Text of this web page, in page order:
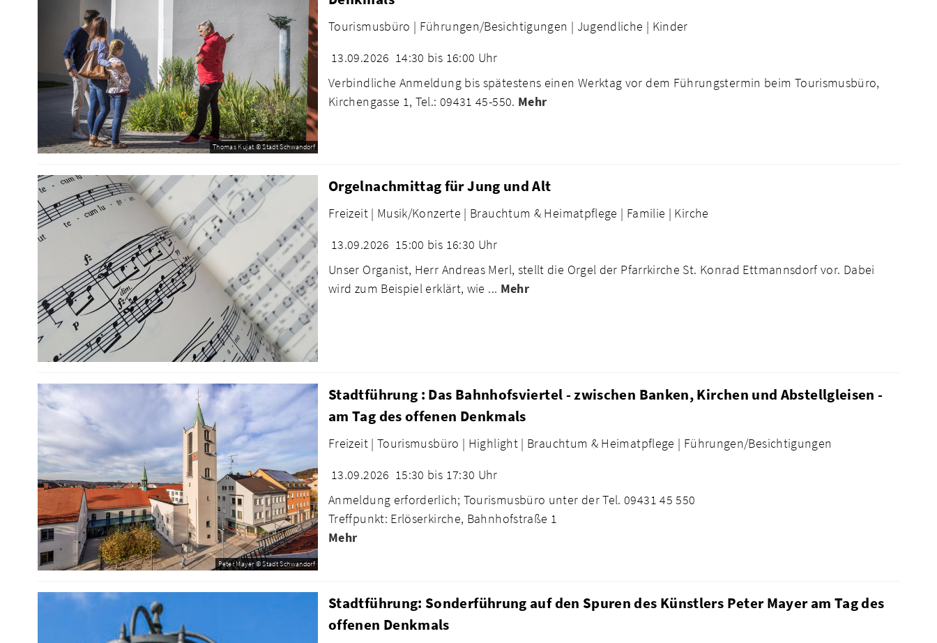
Thomas Kujat © Stadt Schwandorf
Tourismusbüro | Führungen/Besichtigungen | Jugendliche | Kinder
13.09.2026 14:30 bis 16:00 Uhr
Verbindliche Anmeldung bis spätestens einen Werktag vor dem Führungstermin beim Tourismusbüro,
Kirchengasse 1, Tel.: 09431 45-550. Mehr
Orgelnachmittag für Jung und Alt
Freizeit | Musik/Konzerte | Brauchtum & Heimatpflege | Familie | Kirche
13.09.2026 15:00 bis 16:30 Uhr
Unser Organist, Herr Andreas Merl, stellt die Orgel der Pfarrkirche St. Konrad Ettmannsdorf vor. Dabei
wird zum Beispiel erklärt, wie ... Mehr
Peter Mayer © Stadt Schwandorf
Stadtführung : Das Bahnhofsviertel - zwischen Banken, Kirchen und Abstellgleisen -
am Tag des offenen Denkmals
Freizeit | Tourismusbüro | Highlight | Brauchtum & Heimatpflege | Führungen/Besichtigungen
13.09.2026 15:30 bis 17:30 Uhr
Anmeldung erforderlich; Tourismusbüro unter der Tel. 09431 45 550
Treffpunkt: Erlöserkirche, Bahnhofstraße 1
Mehr
Stadtführung: Sonderführung auf den Spuren des Künstlers Peter Mayer am Tag des
offenen Denkmals